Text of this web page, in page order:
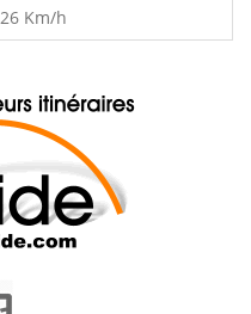
Km/h